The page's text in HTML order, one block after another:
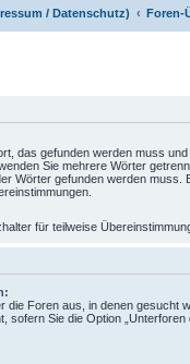
/ Datenschutz) Foren-
das gefunden werden muss und
Sie mehrere Wörter
Wörter gefunden werden muss.
für teilweise
die Foren aus, in denen gesucht
sofern Sie die Option